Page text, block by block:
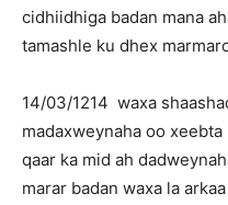
cidhiidhiga badan mana
tamashle ku dhex
14/03/1214 waxa
madaxweynaha oo
qaar ka mid ah
marar badan waxa la